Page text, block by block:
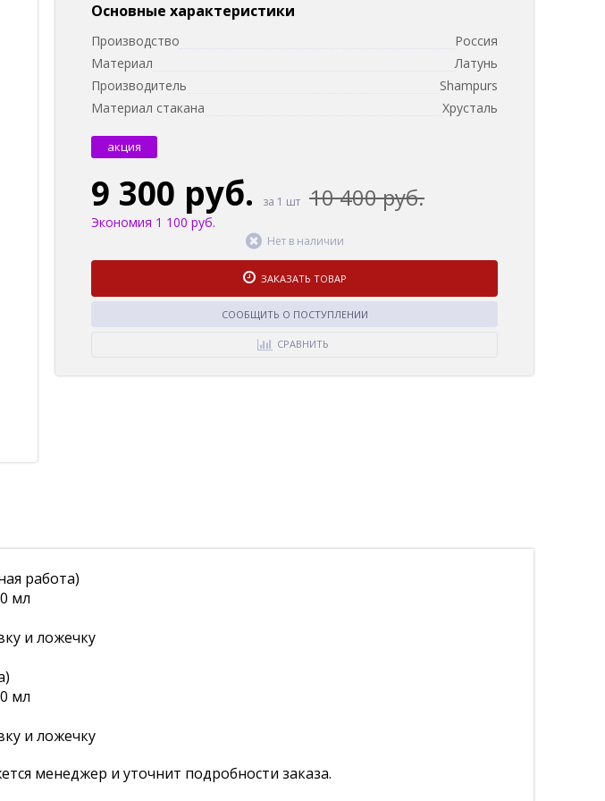
Основные характеристики
Производство
Россия
Материал
Латунь
Производитель
Shampurs
Материал стакана
Хрусталь
акция
9 300 руб. за 1 шт 10 400 руб.
Экономия 1 100 руб.
Нет в наличии
ЗАКАЗАТЬ ТОВАР
СООБЩИТЬ О ПОСТУПЛЕНИИ
СРАВНИТЬ
работа)
мл
и ложечку
мл
и ложечку
менеджер и уточнит подробности заказа.